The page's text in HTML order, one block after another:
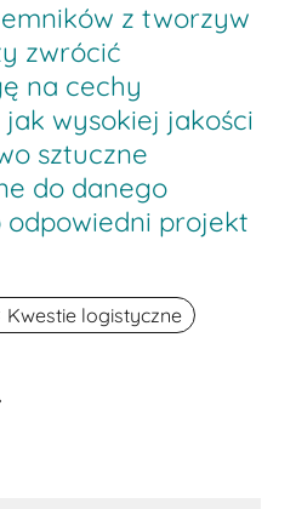
z tworzyw
zwrócić
na cechy
wysokiej jakości
sztuczne
do danego
odpowiedni projekt
Kwestie logistyczne